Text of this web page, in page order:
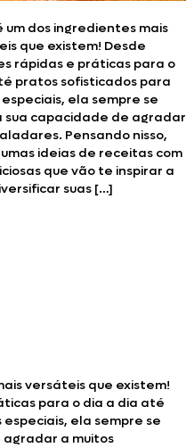
dos ingredientes mais
que existem! Desde
rápidas e práticas para o
pratos sofisticados para
ela sempre se
sua capacidade de agradar
Pensando nisso,
ideias de receitas com
que vão te inspirar a
suas […]
versáteis que existem!
para o dia a dia até
ela sempre se
a muitos